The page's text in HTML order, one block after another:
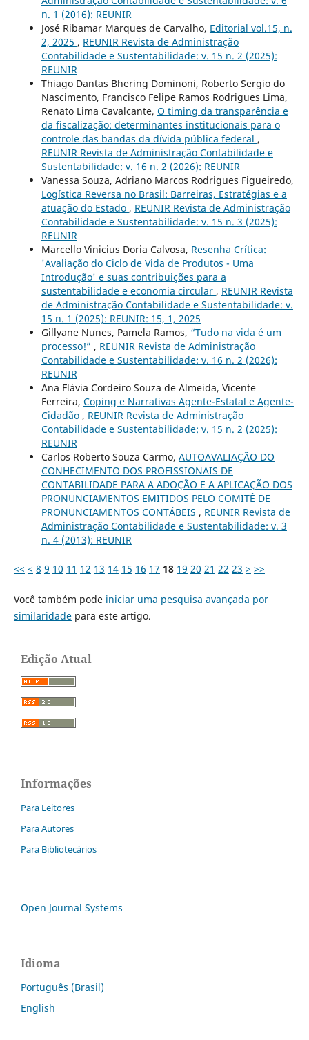
n. 1 (2016): REUNIR
José Ribamar Marques de Carvalho, Editorial vol.15, n.
2, 2025 , REUNIR Revista de Administração
Contabilidade e Sustentabilidade: v. 15 n. 2 (2025):
REUNIR
Thiago Dantas Bhering Dominoni, Roberto Sergio do
Nascimento, Francisco Felipe Ramos Rodrigues Lima,
Renato Lima Cavalcante, O timing da transparência e
da fiscalização: determinantes institucionais para o
controle das bandas da dívida pública federal ,
REUNIR Revista de Administração Contabilidade e
Sustentabilidade: v. 16 n. 2 (2026): REUNIR
Vanessa Souza, Adriano Marcos Rodrigues Figueiredo,
Logística Reversa no Brasil: Barreiras, Estratégias e a
atuação do Estado , REUNIR Revista de Administração
Contabilidade e Sustentabilidade: v. 15 n. 3 (2025):
REUNIR
Marcello Vinicius Doria Calvosa, Resenha Crítica:
'Avaliação do Ciclo de Vida de Produtos - Uma
Introdução' e suas contribuições para a
sustentabilidade e economia circular , REUNIR Revista
de Administração Contabilidade e Sustentabilidade: v.
15 n. 1 (2025): REUNIR: 15, 1, 2025
Gillyane Nunes, Pamela Ramos, “Tudo na vida é um
processo!” , REUNIR Revista de Administração
Contabilidade e Sustentabilidade: v. 16 n. 2 (2026):
REUNIR
Ana Flávia Cordeiro Souza de Almeida, Vicente
Ferreira, Coping e Narrativas Agente-Estatal e Agente-
Cidadão , REUNIR Revista de Administração
Contabilidade e Sustentabilidade: v. 15 n. 2 (2025):
REUNIR
Carlos Roberto Souza Carmo, AUTOAVALIAÇÃO DO
CONHECIMENTO DOS PROFISSIONAIS DE
CONTABILIDADE PARA A ADOÇÃO E A APLICAÇÃO DOS
PRONUNCIAMENTOS EMITIDOS PELO COMITÊ DE
PRONUNCIAMENTOS CONTÁBEIS , REUNIR Revista de
Administração Contabilidade e Sustentabilidade: v. 3
n. 4 (2013): REUNIR
<< < 8 9 10 11 12 13 14 15 16 17 18 19 20 21 22 23 > >>
Você também pode iniciar uma pesquisa avançada por
similaridadepara este artigo.
Edição Atual
Informações
Para Leitores
Para Autores
Para Bibliotecários
Open Journal Systems
Idioma
Português (Brasil)
English